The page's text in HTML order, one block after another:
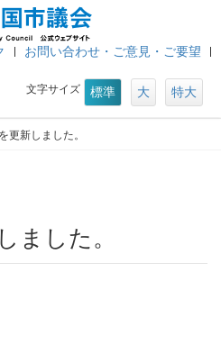
お問い合わせ・ご意見・ご要望
文字サイズ 標準 大 特大
更新しました。
ました。